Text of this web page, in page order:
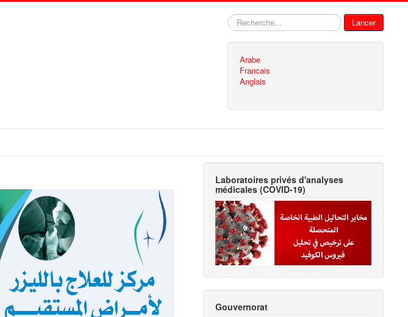
Rechercher Lancer
Arabe
Francais
Anglais
Laboratoires privés d'analyses
médicales (COVID-19)
Gouvernorat